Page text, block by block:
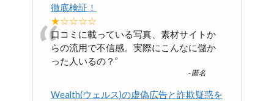
徹底検証！
★☆☆☆☆
“口コミに載っている写真、素材サイトか
らの流用で不信感。実際にこんなに儲か
った人いるの？ ”
-匿名
Wealth(ウェルス)の虚偽広告と詐欺疑惑を